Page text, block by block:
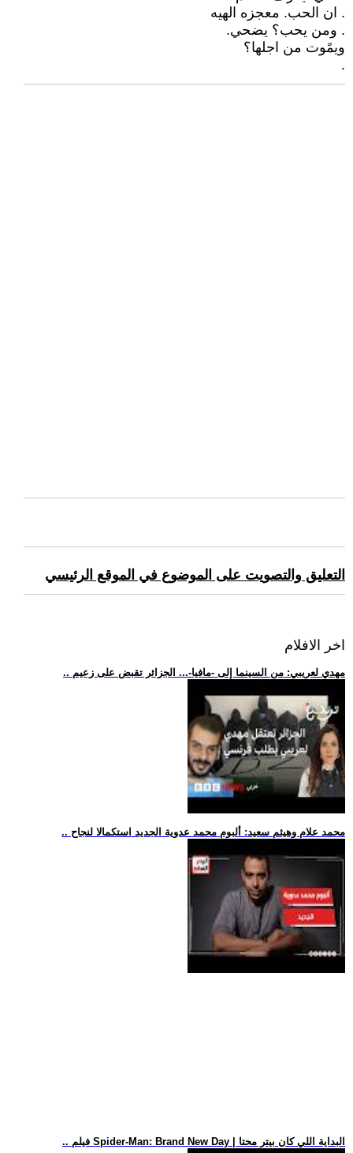
. ان الحب. معجزه الهيه
. ومن يحب؟ يضحي.
ويمًوت من اجلها؟
.
التعليق والتصويت على الموضوع في الموقع الرئيسي
اخر الافلام
.. مهدي لعريبي: من السينما إلى -مافيا-... الجزائر تقبض على زعيم
.. محمد علام وهيثم سعيد: ألبوم محمد عدوية الجديد استكمالا لنجاح
.. فيلم Spider-Man: Brand New Day | البداية اللي كان بيتر محتا